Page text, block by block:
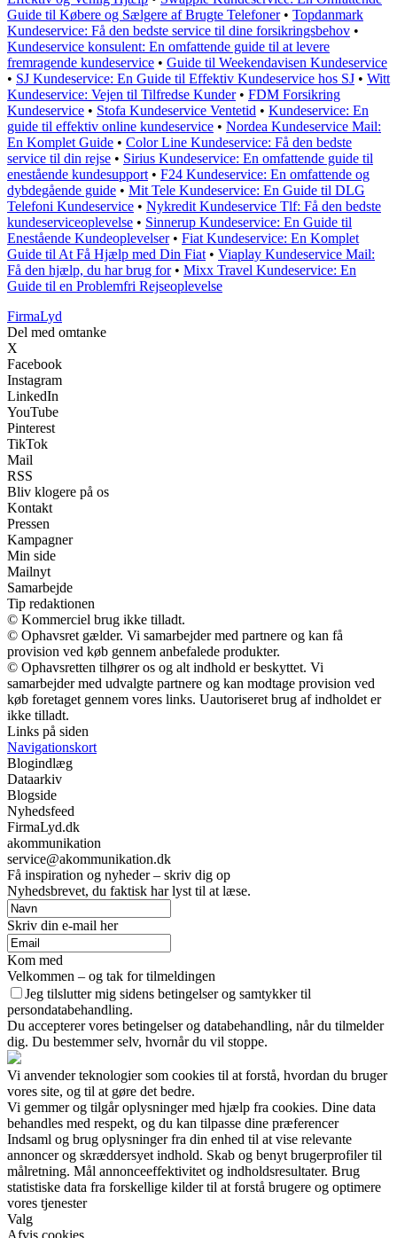
Guide til Købere og Sælgere af Brugte Telefoner• Topdanmark
Kundeservice: Få den bedste service til dine forsikringsbehov •
Kundeservice konsulent: En omfattende guide til at levere
fremragende kundeservice • Guide til Weekendavisen Kundeservice
• SJ Kundeservice: En Guide til Effektiv Kundeservice hos SJ • Witt
Kundeservice: Vejen til Tilfredse Kunder• FDM Forsikring
Kundeservice • Stofa Kundeservice Ventetid • Kundeservice: En
guide til effektiv online kundeservice • Nordea Kundeservice Mail:
En Komplet Guide • Color Line Kundeservice: Få den bedste
service til din rejse • Sirius Kundeservice: En omfattende guide til
enestående kundesupport • F24 Kundeservice: En omfattende og
dybdegående guide • Mit Tele Kundeservice: En Guide til DLG
Telefoni Kundeservice • Nykredit Kundeservice Tlf: Få den bedste
kundeserviceoplevelse • Sinnerup Kundeservice: En Guide til
Enestående Kundeoplevelser• Fiat Kundeservice: En Komplet
Guide til At Få Hjælp med Din Fiat • Viaplay Kundeservice Mail:
Få den hjælp, du har brug for• Mixx Travel Kundeservice: En
Guide til en Problemfri Rejseoplevelse
FirmaLyd
Del med omtanke
X
Facebook
Instagram
LinkedIn
YouTube
Pinterest
TikTok
Mail
RSS
Bliv klogere på os
Kontakt
Pressen
Kampagner
Min side
Mailnyt
Samarbejde
Tip redaktionen
© Kommerciel brug ikke tilladt.
© Ophavsret gælder. Vi samarbejder med partnere og kan få
provision ved køb gennem anbefalede produkter.
© Ophavsretten tilhører os og alt indhold er beskyttet. Vi
samarbejder med udvalgte partnere og kan modtage provision ved
køb foretaget gennem vores links. Uautoriseret brug af indholdet er
ikke tilladt.
Links på siden
Navigationskort
Blogindlæg
Dataarkiv
Blogside
Nyhedsfeed
FirmaLyd.dk
akommunikation
service@akommunikation.dk
Få inspiration og nyheder – skriv dig op
Nyhedsbrevet, du faktisk har lyst til at læse.
Skriv din e-mail her
Kom med
Velkommen – og tak for tilmeldingen
Jeg tilslutter mig sidens betingelser og samtykker til
persondatabehandling.
Du accepterer vores betingelser og databehandling, når du tilmelder
dig. Du bestemmer selv, hvornår du vil stoppe.
Vi anvender teknologier som cookies til at forstå, hvordan du bruger
vores site, og til at gøre det bedre.
Vi gemmer og tilgår oplysninger med hjælp fra cookies. Dine data
behandles med respekt, og du kan tilpasse dine præferencer
Indsaml og brug oplysninger fra din enhed til at vise relevante
annoncer og skræddersyet indhold. Skab og benyt brugerprofiler til
målretning. Mål annonceeffektivitet og indholdsresultater. Brug
statistiske data fra forskellige kilder til at forstå brugere og optimere
vores tjenester
Valg